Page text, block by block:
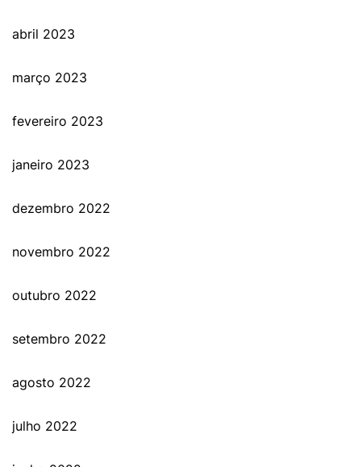
abril 2023
março 2023
fevereiro 2023
janeiro 2023
dezembro 2022
novembro 2022
outubro 2022
setembro 2022
agosto 2022
julho 2022